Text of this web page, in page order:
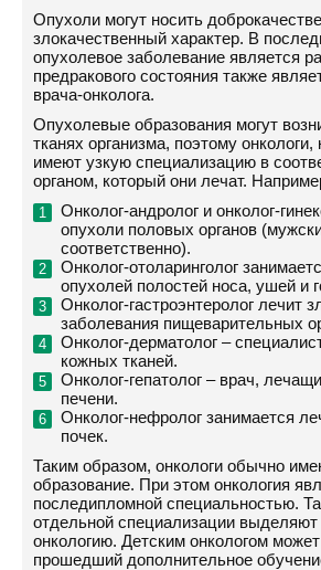
Опухоли могут носить
злокачественный характер. В
опухолевое заболевание является
предракового состояния также
врача-онколога.
Опухолевые образования могут
тканях организма, поэтому онкологи,
имеют узкую специализацию в
органом, который они лечат.
Онколог-андролог и онколог-
опухоли половых органов
соответственно).
Онколог-отоларинголог
опухолей полостей носа, ушей и
Онколог-гастроэнтеролог лечит
заболевания пищеварительных
Онколог-дерматолог –
кожных тканей.
Онколог-гепатолог – врач,
печени.
Онколог-нефролог занимается
почек.
Таким образом, онкологи обычно
образование. При этом онкология
последипломной специальностью.
отдельной специализации
онкологию. Детским онкологом
прошедший дополнительное